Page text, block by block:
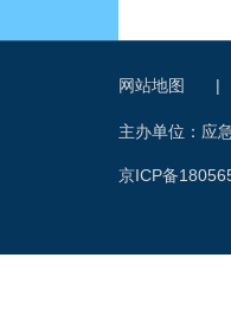
网站地图 |
主办单位：应
京ICP备